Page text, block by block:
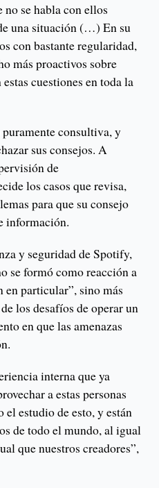
no se habla con ellos
una situación (…) En su
con bastante regularidad,
más proactivos sobre
cuestiones en toda la
consultiva, y
sus consejos. A
de
los casos que revisa,
para que su consejo
información.
y seguridad de Spotify,
se formó como reacción a
particular”, sino más
los desafíos de operar un
en que las amenazas
interna que ya
a estas personas
estudio de esto, y están
de todo el mundo, al igual
que nuestros creadores”,